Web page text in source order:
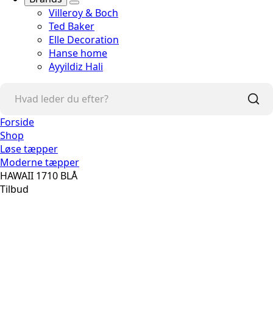
Villeroy & Boch
Ted Baker
Elle Decoration
Hanse home
Ayyildiz Hali
Forside
Shop
Løse tæpper
Moderne tæpper
HAWAII 1710 BLÅ
Tilbud